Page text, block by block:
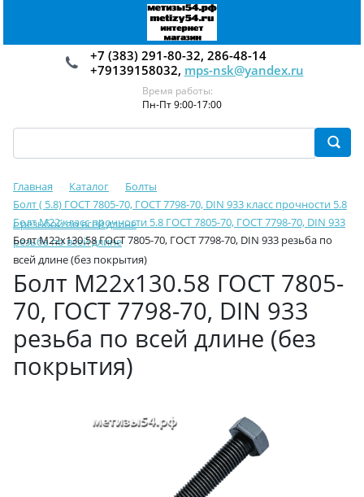
+7 (383) 291-80-32, 286-48-14
+79139158032, mps-nsk@yandex.ru
Время работы:
Пн-Пт 9:00-17:00
Главная Каталог
Болты
Болт ( 5.8) ГОСТ 7805-70, ГОСТ 7798-70, DIN 933 класс прочности 5.8
с резьбой по всей длине
Болт М22 класс прочности 5.8 ГОСТ 7805-70, ГОСТ 7798-70, DIN 933
резьба по всей длине
Болт М22х130.58 ГОСТ 7805-70, ГОСТ 7798-70, DIN 933 резьба по
всей длине (без покрытия)
Болт М22х130.58 ГОСТ 7805-
70, ГОСТ 7798-70, DIN 933
резьба по всей длине (без
покрытия)